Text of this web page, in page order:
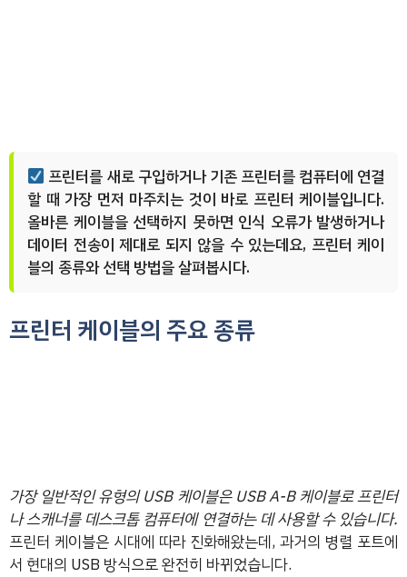
프린터를 새로 구입하거나 기존 프린터를 컴퓨터에 연결
할 때 가장 먼저 마주치는 것이 바로 프린터 케이블입니다.
올바른 케이블을 선택하지 못하면 인식 오류가 발생하거나
데이터 전송이 제대로 되지 않을 수 있는데요, 프린터 케이
블의 종류와 선택 방법을 살펴봅시다.
프린터 케이블의 주요 종류
가장 일반적인 유형의 USB 케이블은 USB A-B 케이블로 프린터
나 스캐너를 데스크톱 컴퓨터에 연결하는 데 사용할 수 있습니다.
프린터 케이블은 시대에 따라 진화해왔는데, 과거의 병렬 포트에
서 현대의 USB 방식으로 완전히 바뀌었습니다.